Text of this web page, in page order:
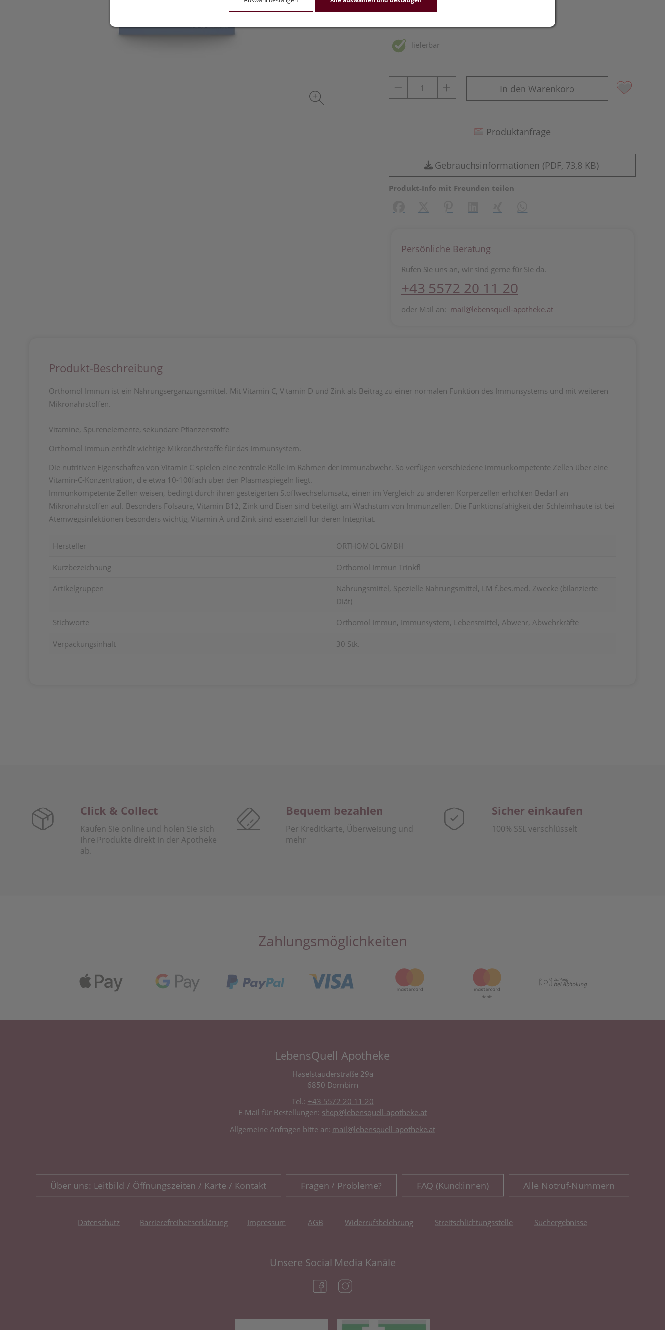
lieferbar
In den Warenkorb
Produktanfrage
Gebrauchsinformationen (PDF, 73,8 KB)
Produkt-Info mit Freunden teilen
Persönliche Beratung
Rufen Sie uns an, wir sind gerne für Sie da.
+43 5572 20 11 20
oder Mail an: mail@lebensquell-apotheke.at
Produkt-Beschreibung
Orthomol Immun ist ein Nahrungsergänzungsmittel. Mit Vitamin C, Vitamin D und Zink als Beitrag zu einer normalen Funktion des Immunsystems und mit weiteren
Mikronährstoffen.
Vitamine, Spurenelemente, sekundäre Pflanzenstoffe
Orthomol Immun enthält wichtige Mikronährstoffe für das Immunsystem.
Die nutritiven Eigenschaften von Vitamin C spielen eine zentrale Rolle im Rahmen der Immunabwehr. So verfügen verschiedene immunkompetente Zellen über eine
Vitamin-C-Konzentration, die etwa 10-100fach über den Plasmaspiegeln liegt.
Immunkompetente Zellen weisen, bedingt durch ihren gesteigerten Stoffwechselumsatz, einen im Vergleich zu anderen Körperzellen erhöhten Bedarf an
Mikronährstoffen auf. Besonders Folsäure, Vitamin B12, Zink und Eisen sind beteiligt am Wachstum von Immunzellen. Die Funktionsfähigkeit der Schleimhäute ist bei
Atemwegsinfektionen besonders wichtig, Vitamin A und Zink sind essenziell für deren Integrität.
Hersteller ORTHOMOL GMBH
Kurzbezeichnung Orthomol Immun Trinkfl
Artikelgruppen
Nahrungsmittel, Spezielle Nahrungsmittel, LM f.bes.med. Zwecke (bilanzierte
Diät)
Stichworte Orthomol Immun, Immunsystem, Lebensmittel, Abwehr, Abwehrkräfte
Verpackungsinhalt 30 Stk.
Click & Collect
Kaufen Sie online und holen Sie sich
Ihre Produkte direkt in der Apotheke
ab.
Bequem bezahlen
Per Kreditkarte, Überweisung und
mehr
Sicher einkaufen
100% SSL verschlüsselt
Zahlungsmöglichkeiten
LebensQuell Apotheke
Haselstauderstraße 29a
6850 Dornbirn
Tel.: +43 5572 20 11 20
E-Mail für Bestellungen: shop@lebensquell-apotheke.at
Allgemeine Anfragen bitte an: mail@lebensquell-apotheke.at
Über uns: Leitbild / Öffnungszeiten / Karte / Kontakt Fragen / Probleme? FAQ (Kund:innen) Alle Notruf-Nummern
Datenschutz Barrierefreiheitserklärung Impressum AGB Widerrufsbelehrung Streitschlichtungsstelle Suchergebnisse
Unsere Social Media Kanäle
(öffnet in neuem Tab)
(öffnet in neuem Tab)